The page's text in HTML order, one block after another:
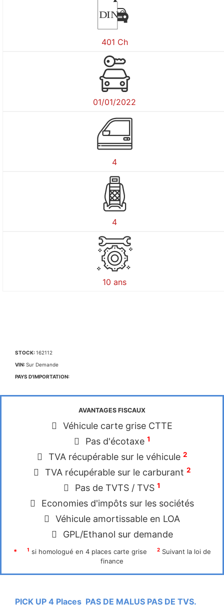
DIN
401 Ch
01/01/2022
4
4
10 ans
STOCK:162112
VIN:Sur Demande
PAYS D'IMPORTATION:
AVANTAGES FISCAUX
Véhicule carte grise CTTE
Pas d'écotaxe 1
TVA récupérable sur le véhicule 2
TVA récupérable sur le carburant 2
Pas de TVTS / TVS 1
Economies d'impôts sur les sociétés
Véhicule amortissable en LOA
GPL/Ethanol sur demande
* 1 si homologué en 4 places carte grise 2 Suivant la loi de
finance
PICK UP 4 Places PAS DE MALUS PAS DE TVS.